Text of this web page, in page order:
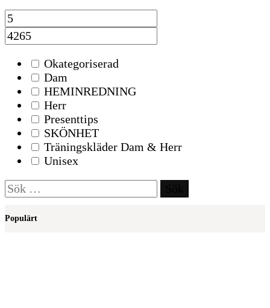
Okategoriserad
Dam
HEMINREDNING
Herr
Presenttips
SKÖNHET
Träningskläder Dam & Herr
Unisex
Sök
efter:
Populärt